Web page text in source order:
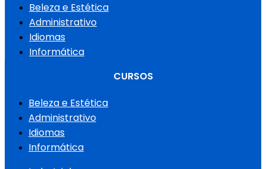
Beleza e Estética
Administrativo
Idiomas
Informática
CURSOS
Beleza e Estética
Administrativo
Idiomas
Informática